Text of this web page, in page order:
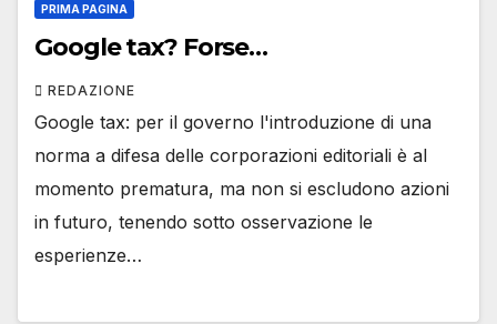
PRIMA PAGINA
Google tax? Forse…
REDAZIONE
Google tax: per il governo l'introduzione di una
norma a difesa delle corporazioni editoriali è al
momento prematura, ma non si escludono azioni
in futuro, tenendo sotto osservazione le
esperienze…